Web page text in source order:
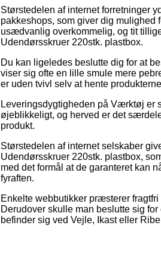
Størstedelen af internet forretninger
pakkeshops, som giver dig mulighed
usædvanlig overkommelig, og tit
Udendørsskruer 220stk. plastbox.
Du kan ligeledes beslutte dig for at
viser sig ofte en lille smule mere
er uden tvivl selv at hente
Leveringsdygtigheden på Værktøj er
øjeblikkeligt, og herved er det
produkt.
Størstedelen af internet selskaber
Udendørsskruer 220stk. plastbox,
med det formål at de garanteret kan
fyraften.
Enkelte webbutikker præsterer
Derudover skulle man beslutte sig
befinder sig ved Vejle, Ikast eller